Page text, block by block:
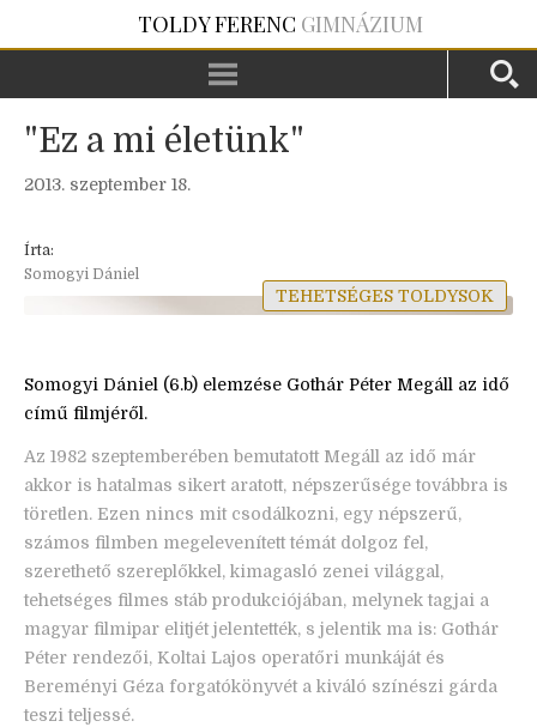
TOLDY FERENC GIMNÁZIUM
"Ez a mi életünk"
2013. szeptember 18.
Írta:
Somogyi Dániel
TEHETSÉGES TOLDYSOK
Somogyi Dániel (6.b) elemzése Gothár Péter Megáll az idő
című filmjéről.
Az 1982 szeptemberében bemutatott Megáll az idő már
akkor is hatalmas sikert aratott, népszerűsége továbbra is
töretlen. Ezen nincs mit csodálkozni, egy népszerű,
számos filmben megelevenített témát dolgoz fel,
szerethető szereplőkkel, kimagasló zenei világgal,
tehetséges filmes stáb produkciójában, melynek tagjai a
magyar filmipar elitjét jelentették, s jelentik ma is: Gothár
Péter rendezői, Koltai Lajos operatőri munkáját és
Bereményi Géza forgatókönyvét a kiváló színészi gárda
teszi teljessé.